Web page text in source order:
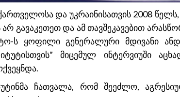
და უკრაინისათვის 2008 წელს,
არ გავაკეთეთ და ამ თავშეკავებით
ს ყოფილი გენერალური მდივანი
მიცემულ ინტერვიუში
ჩათვალა, რომ შეეძლო,